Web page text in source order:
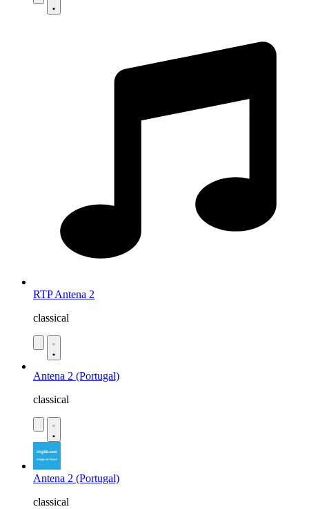
RTP Antena 2
classical
Antena 2 (Portugal)
classical
Antena 2 (Portugal)
classical